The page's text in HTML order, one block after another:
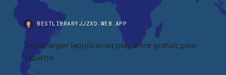
BESTLIBRARYJJZXD.WEB.APP
Telecharger lapplication play store gratuit pour
tablette